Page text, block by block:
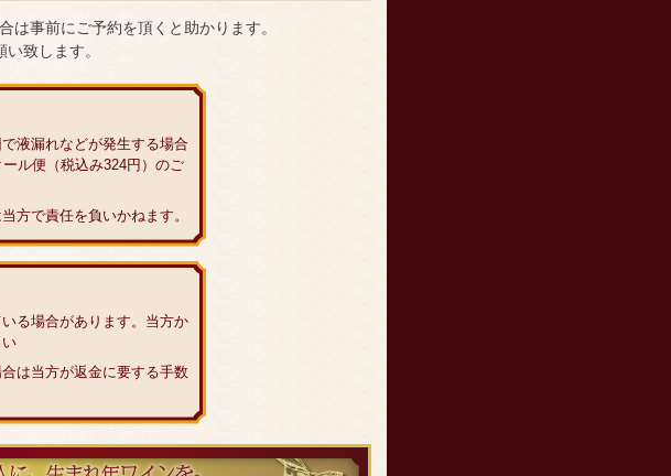
事前にご予約を頂くと助かります。
致します。
液漏れなどが発生する場合
ル便（税込み324円）のご
方で責任を負いかねます。
る場合があります。当方か
は当方が返金に要する手数